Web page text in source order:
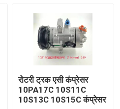
रोटरी ट्रक एसी कंप्रेसर
10PA17C 10S11C
10S13C 10S15C कंप्रेसर